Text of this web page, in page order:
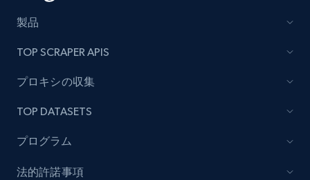
製品
TOP SCRAPER APIS
プロキシの収集
TOP DATASETS
プログラム
法的許諾事項